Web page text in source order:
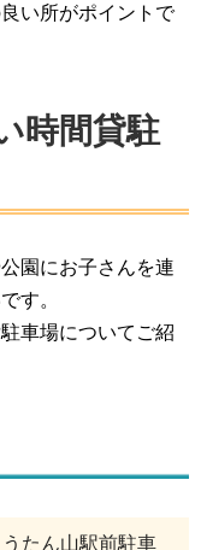
い所がポイントで
時間貸駐
園にお子さんを連
す。
車場についてご紹
たん山駅前駐車